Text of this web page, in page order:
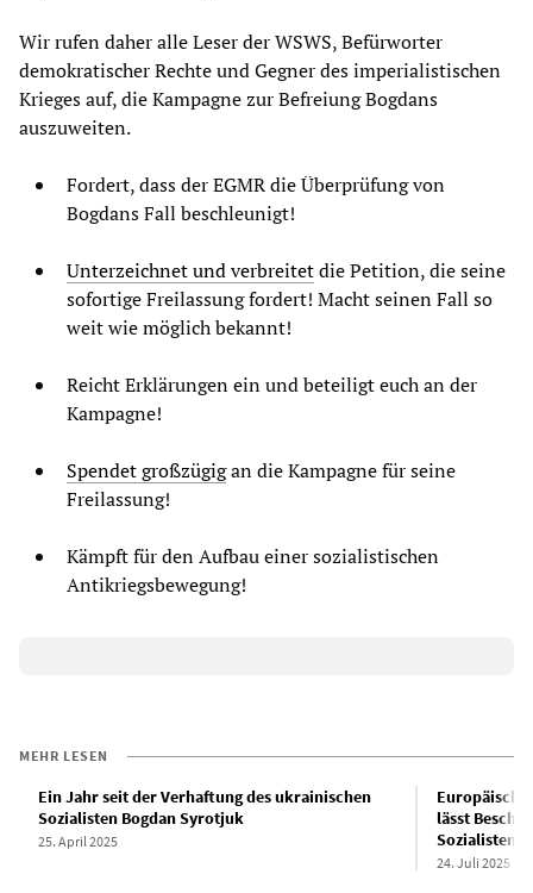
Wir rufen daher alle Leser der WSWS, Befürworter
demokratischer Rechte und Gegner des imperialistischen
Krieges auf, die Kampagne zur Befreiung Bogdans
auszuweiten.
Fordert, dass der EGMR die Überprüfung von
Bogdans Fall beschleunigt!
Unterzeichnet und verbreitetdie Petition, die seine
sofortige Freilassung fordert! Macht seinen Fall so
weit wie möglich bekannt!
Reicht Erklärungen ein und beteiligt euch an der
Kampagne!
Spendet großzügigan die Kampagne für seine
Freilassung!
Kämpft für den Aufbau einer sozialistischen
Antikriegsbewegung!
MEHR LESEN
Ein Jahr seit der Verhaftung des ukrainischen
Sozialisten Bogdan Syrotjuk
25. April 2025
lässt
Sozialisten
24. Juli 2025